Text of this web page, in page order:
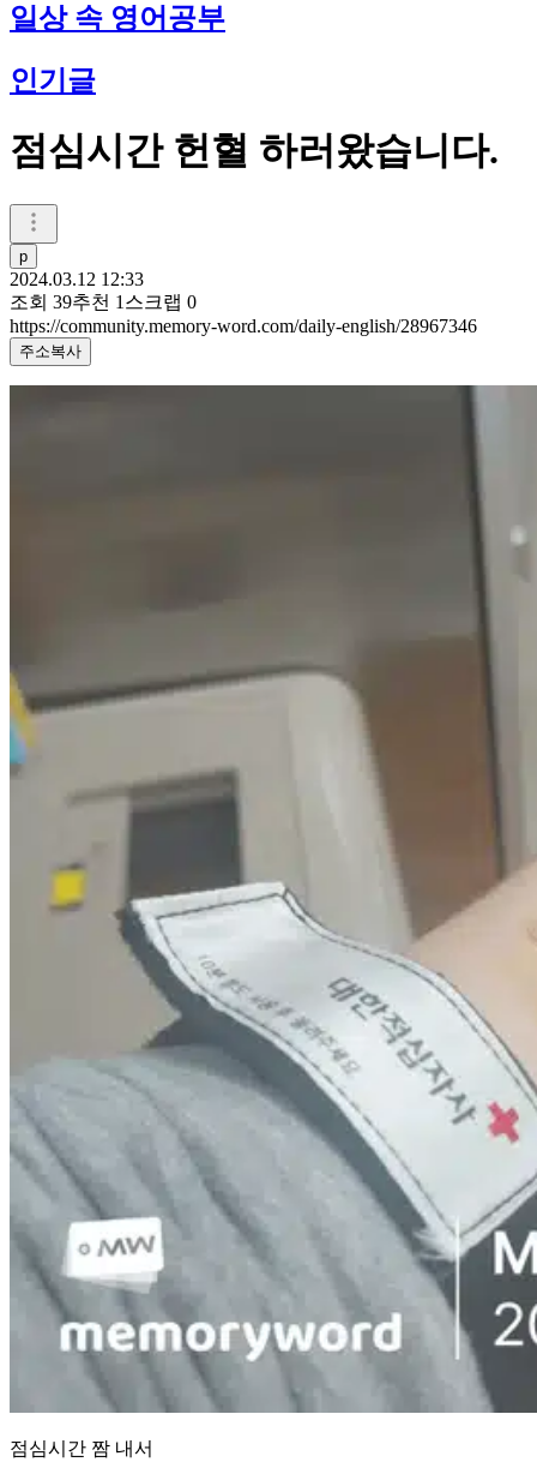
일상 속 영어공부
인기글
점심시간 헌혈 하러왔습니다.
p
2024.03.12 12:33
조회 39추천 1 스크랩 0
https://community.memory-word.com/daily-english/28967346
주소복사
점심시간 짬 내서